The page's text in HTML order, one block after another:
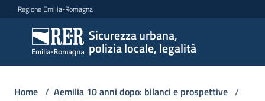
Vai al contenuto
Vai alla navigazione
Vai al footer
Regione Emilia-Romagna
Sicurezza urbana,
polizia locale, legalità
Sicurezza
urbana,
polizia
locale,
Home / Aemilia 10 anni dopo: bilanci e prospettive /